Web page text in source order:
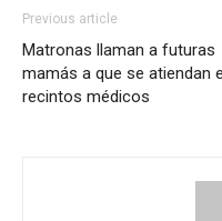
Previous article
Matronas llaman a futuras
mamás a que se atiendan
recintos médicos